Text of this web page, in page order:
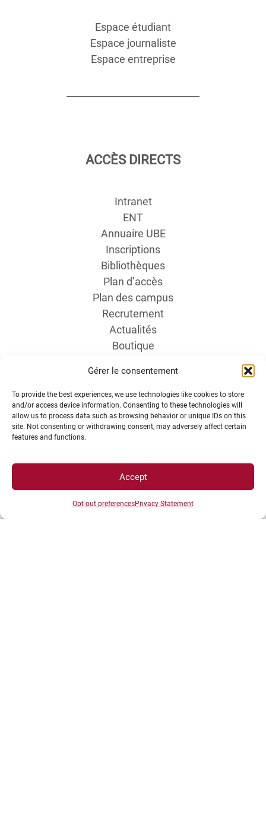
Gérer le consentement
To provide the best experiences, we use technologies like cookies to store
and/or access device information. Consenting to these technologies will
allow us to process data such as browsing behavior or unique IDs on this
site. Not consenting or withdrawing consent, may adversely affect certain
features and functions.
Accept
Opt-out preferencesPrivacy Statement
Espace étudiant
Espace journaliste
Espace entreprise
ACCÈS DIRECTS
Intranet
ENT
Annuaire UBE
Inscriptions
Bibliothèques
Plan d’accès
Plan des campus
Recrutement
Actualités
Boutique
INFORMATIONS LÉGALES
Plan d’accès des campus